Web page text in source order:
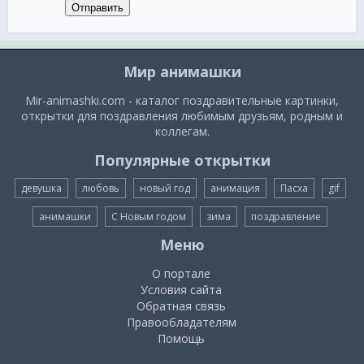
Отправить
Мир анимашки
Mir-animashki.com - каталог поздравительные картинки,
открытки для поздравления любимым друзьям, родным и
коллегам.
Популярные открытки
девушка любовь новый год анимация Пасха gif
анимашки С Новым годом зима поздравление
Меню
О портале
Условия сайта
Обратная связь
Правообладателям
Помощь